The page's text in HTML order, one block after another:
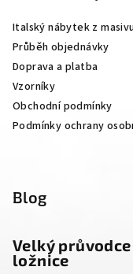
Italský nábytek z
Průběh objednávky
Doprava a platba
Vzorníky
Obchodní podmínky
Podmínky ochrany
Blog
Velký
ložnice